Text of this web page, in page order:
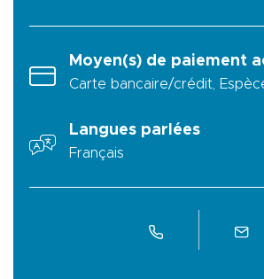
Moyen(s) de paiement
Carte bancaire/crédit,
Langues parlées
Français